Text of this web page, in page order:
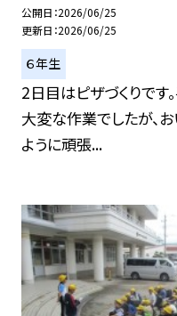
公開日 2026/06/25
更新日 2026/06/25
６年生
2日目はピザづくりです
大変な作業でしたが、お
ように頑張...